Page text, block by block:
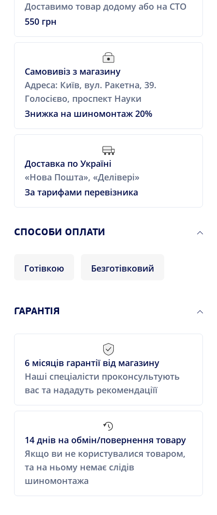
Доставимо товар додому або на СТО
550 грн
Самовивіз з магазину
Адреса: Київ, вул. Ракетна, 39.
Голосієво, проспект Науки
Знижка на шиномонтаж 20%
Доставка по Україні
«Нова Пошта», «Делівері»
За тарифами перевізника
СПОСОБИ ОПЛАТИ
Готівкою Безготівковий
ГАРАНТІЯ
6 місяців гарантії від магазину
Наші спеціалісти проконсультують
вас та нададуть рекомендаціїї
14 днів на обмін/повернення товару
Якщо ви не користувалися товаром,
та на ньому немає слідів
шиномонтажа